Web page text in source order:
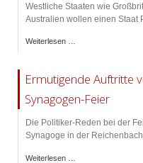
Westliche Staaten wie
Australien wollen einen Staat
Weiterlesen …
Ermutigende Auftritte
Synagogen-Feier
Die Politiker-Reden bei der
Synagoge in der
Weiterlesen …